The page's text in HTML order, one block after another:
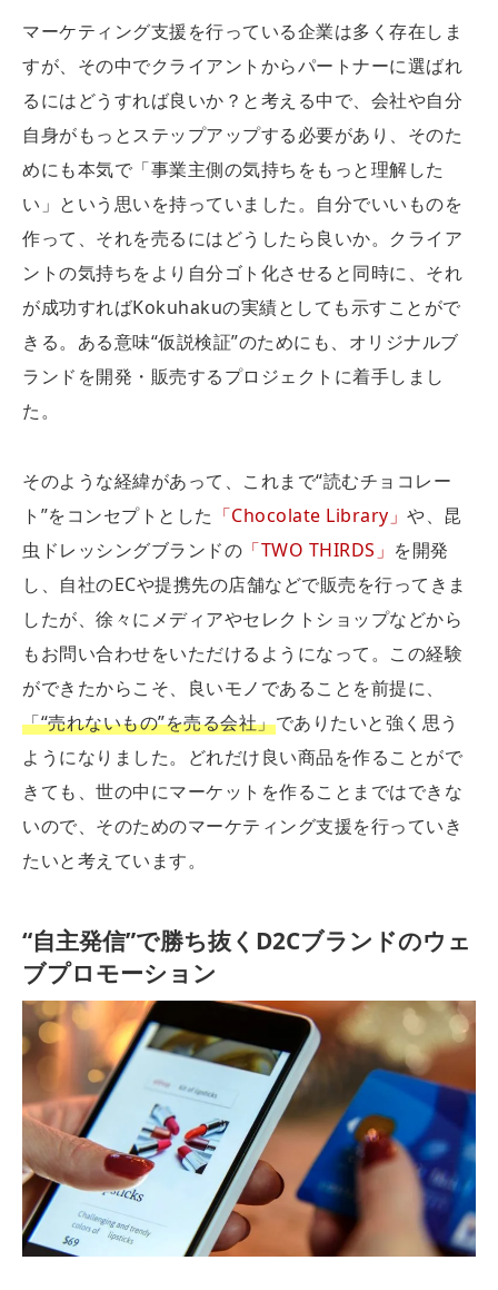
マーケティング支援を行っている企業は多く存在しま
すが、その中でクライアントからパートナーに選ばれ
るにはどうすれば良いか？と考える中で、会社や自分
自身がもっとステップアップする必要があり、そのた
めにも本気で「事業主側の気持ちをもっと理解した
い」という思いを持っていました。自分でいいものを
作って、それを売るにはどうしたら良いか。クライア
ントの気持ちをより自分ゴト化させると同時に、それ
が成功すればKokuhakuの実績としても示すことがで
きる。ある意味“仮説検証”のためにも、オリジナルブ
ランドを開発・販売するプロジェクトに着手しまし
た。
そのような経緯があって、これまで“読むチョコレー
ト”をコンセプトとした 「Chocolate Library」 や、昆
虫ドレッシングブランドの 「TWO THIRDS」 を開発
し、自社のECや提携先の店舗などで販売を行ってきま
したが、徐々にメディアやセレクトショップなどから
もお問い合わせをいただけるようになって。この経験
ができたからこそ、良いモノであることを前提に、
「“売れないもの”を売る会社」でありたいと強く思う
ようになりました。どれだけ良い商品を作ることがで
きても、世の中にマーケットを作ることまではできな
いので、そのためのマーケティング支援を行っていき
たいと考えています。
“自主発信”で勝ち抜くD2Cブランドのウェ
ブプロモーション